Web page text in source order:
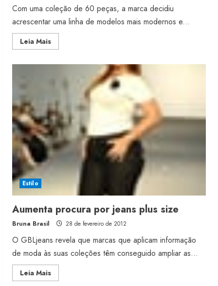
Com uma coleção de 60 peças, a marca decidiu
acrescentar uma linha de modelos mais modernos e...
Leia MaisRead
more
2013
Estilo
Aumenta procura por jeans plus size
Bruna Brasil 28 de fevereiro de 2012
O GBLjeans revela que marcas que aplicam informação
de moda às suas coleções têm conseguido ampliar as...
Leia MaisRead
more
Fakini prevê R$345 milhões de
receita em 2026
4 de agosto de 2026
Projeto testa passaporte digital na
moda nacional
4 de agosto de 2026